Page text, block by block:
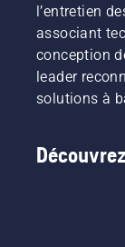
l’entretien
associant
conception
leader
solutions à